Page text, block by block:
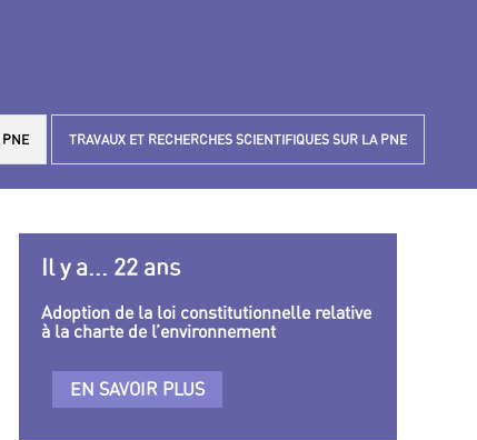
PNE TRAVAUX ET RECHERCHES SCIENTIFIQUES SUR LA PNE
Il y a... 22 ans
Adoption de la loi constitutionnelle relative
à la charte de l’environnement
EN SAVOIR PLUS